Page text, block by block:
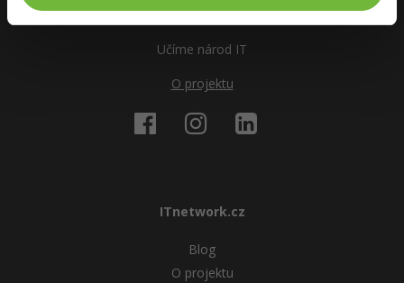
ITnetwork.cz
Učíme národ IT
O projektu
ITnetwork.cz
Blog
O projektu